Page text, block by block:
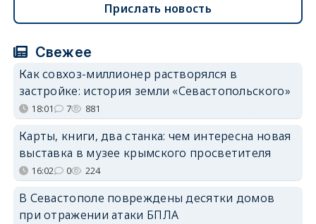
Прислать новость
Свежее
Как совхоз-миллионер растворялся в
застройке: история земли «Севастопольского»
18:01 7 881
Карты, книги, два станка: чем интересна новая
выставка в музее крымского просветителя
16:02 0 224
В Севастополе повреждены десятки домов
при отражении атаки БПЛА